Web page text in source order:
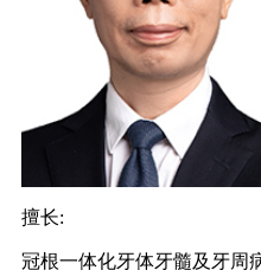
擅长:
冠根一体化牙体牙髓及牙周